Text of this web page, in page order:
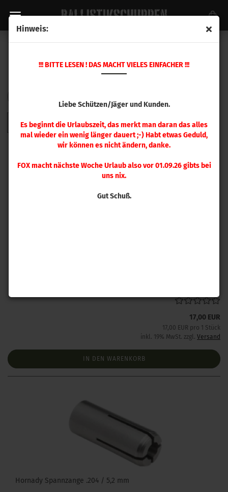
Hinweis:
!!! BITTE LESEN ! DAS MACHT VIELES EINFACHER !!!
Liebe Schützen/Jäger und Kunden.
Es beginnt die Urlaubszeit, das merkt man daran das alles
mal wieder ein wenig länger dauert ;-) Habt etwas Geduld,
wir können es nicht ändern, danke.
FOX macht nächste Woche Urlaub also vor 01.09.26 gibts bei
uns nix.
Gut Schuß.
17,00 EUR
17,00 EUR pro 1 Stück
inkl. 19% MwSt. zzgl. Versand
IN DEN WARENKORB
Hornady Spannzange .204 / 5,2 mm